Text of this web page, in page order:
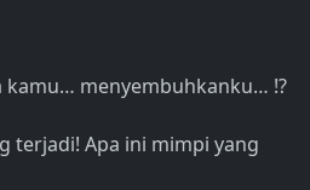
kamu… menyembuhkanku… !?
terjadi! Apa ini mimpi yang